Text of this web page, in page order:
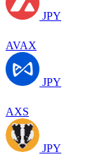
JPY
AVAX
JPY
AXS
JPY